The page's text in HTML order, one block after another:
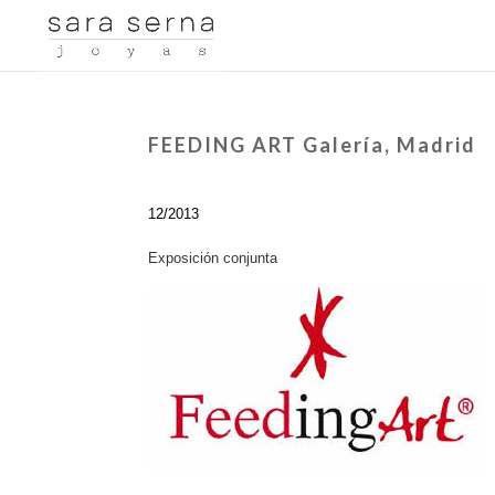
FEEDING ART Galería, Madrid
12/2013
Exposición conjunta